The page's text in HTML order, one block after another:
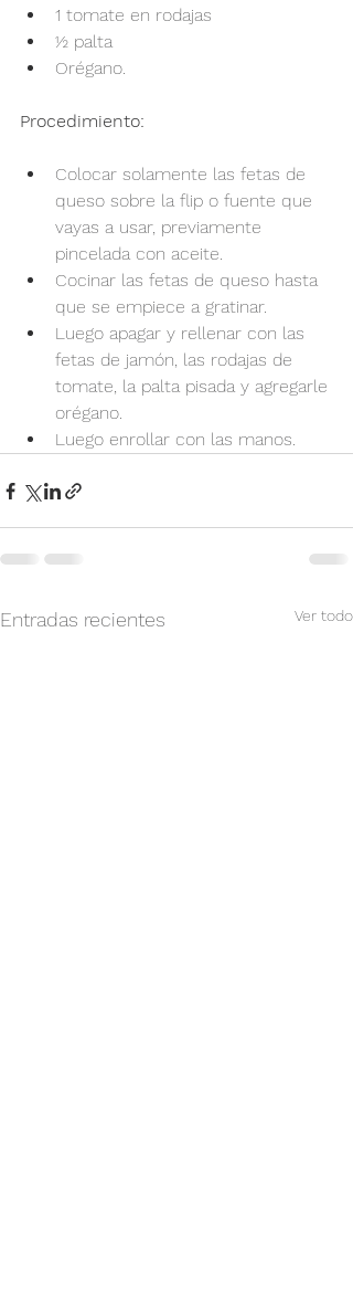
1 tomate en rodajas
½ palta
Orégano.
Procedimiento:
Colocar solamente las fetas de
queso sobre la flip o fuente que
vayas a usar, previamente
pincelada con aceite.
Cocinar las fetas de queso hasta
que se empiece a gratinar.
Luego apagar y rellenar con las
fetas de jamón, las rodajas de
tomate, la palta pisada y agregarle
orégano.
Luego enrollar con las manos.
Entradas recientes Ver todo